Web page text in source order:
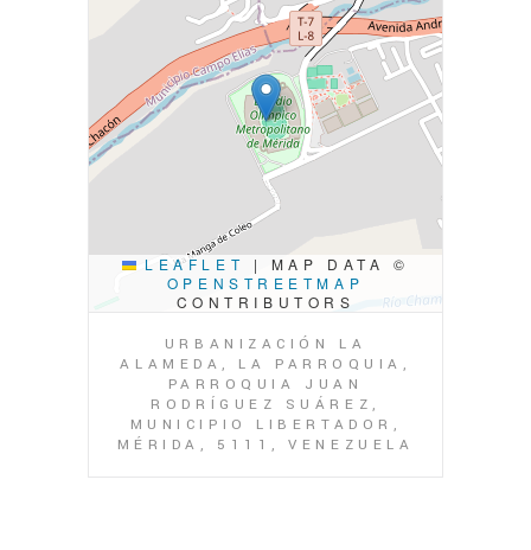
LEAFLET |
MAP DATA ©
OPENSTREETMAP
CONTRIBUTORS
URBANIZACIÓN LA
ALAMEDA, LA PARROQUIA,
PARROQUIA JUAN
RODRÍGUEZ SUÁREZ,
MUNICIPIO LIBERTADOR,
MÉRIDA, 5111, VENEZUELA